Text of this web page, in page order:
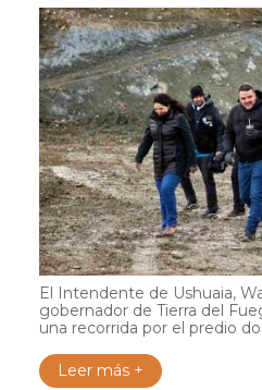
El Intendente de Ushuaia,
gobernador de Tierra del
una recorrida por el predio
Leer más +